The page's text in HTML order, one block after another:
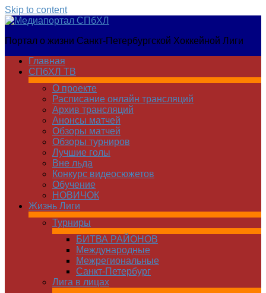
Skip to content
Медиапортал
Портал о жизни Санкт-Петербургской Хоккейной Лиги
Главная
СПбХЛ ТВ
О проекте
Расписание онлайн трансляций
Архив трансляций
Анонсы матчей
Обзоры матчей
Обзоры турниров
Лучшие голы
Вне льда
Конкурс видеосюжетов
Обучение
НОВИЧОК
Жизнь Лиги
Турниры
БИТВА РАЙОНОВ
Международные
Межрегиональные
Санкт-Петербург
Лига в лицах